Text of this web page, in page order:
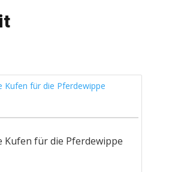
Kufen für die Pferdewippe